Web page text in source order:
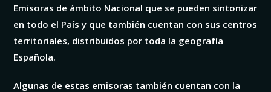
Emisoras de ámbito Nacional que se pueden sintonizar
en todo el País y que también cuentan con sus centros
territoriales, distribuidos por toda la geografía
Española.
Algunas de estas emisoras también cuentan con la